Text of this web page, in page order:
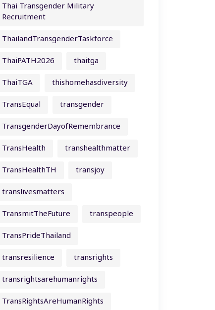
Thai Transgender Military
Recruitment
ThailandTransgenderTaskforce
ThaiPATH2026
thaitga
ThaiTGA
thishomehasdiversity
TransEqual
transgender
TransgenderDayofRemembrance
TransHealth
transhealthmatter
TransHealthTH
transjoy
translivesmatters
TransmitTheFuture
transpeople
TransPrideThailand
transresilience
transrights
transrightsarehumanrights
TransRightsAreHumanRights